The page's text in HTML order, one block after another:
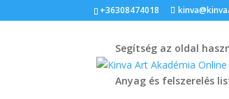
+36308474018
Segítség az oldal
Anyag és felszerelés